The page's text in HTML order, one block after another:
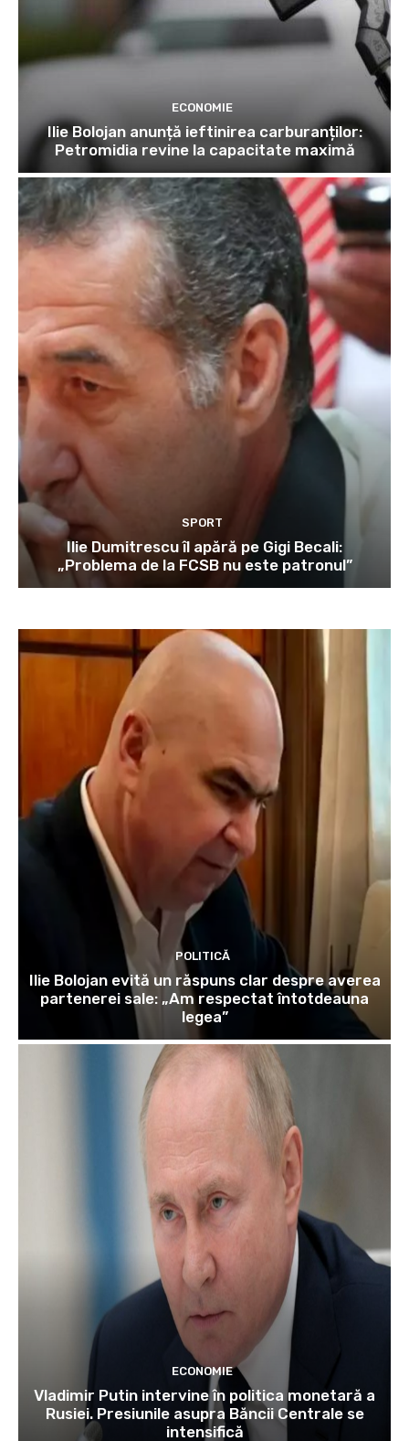
ECONOMIE
Ilie Bolojan anunță ieftinirea carburanților:
Petromidia revine la capacitate maximă
SPORT
Ilie Dumitrescu îl apără pe Gigi Becali:
„Problema de la FCSB nu este patronul”
POLITICĂ
Ilie Bolojan evită un răspuns clar despre averea
partenerei sale: „Am respectat întotdeauna
legea”
ECONOMIE
Vladimir Putin intervine în politica monetară a
Rusiei. Presiunile asupra Băncii Centrale se
intensifică